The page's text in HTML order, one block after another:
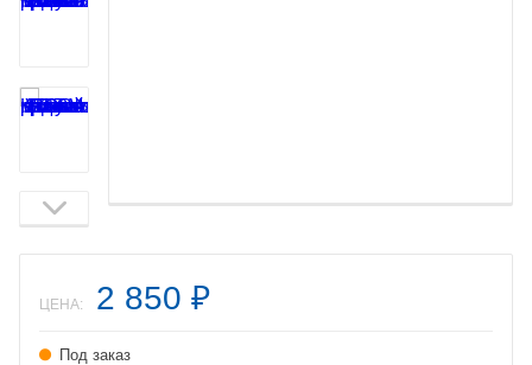
ЦЕНА: 2 850 ₽
Под заказ